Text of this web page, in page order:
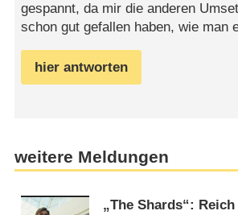
gespannt, da mir die anderen
schon gut gefallen haben, wie man
hier antworten
weitere Meldungen
„The Shards“: